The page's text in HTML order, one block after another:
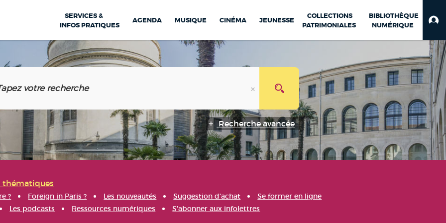
SERVICES &
INFOS PRATIQUES
AGENDA MUSIQUE CINÉMA JEUNESSE
COLLECTIONS
PATRIMONIALES
BIBLIOTHÈQUE
NUMÉRIQUE
Recherche avancée
thématiques
? Foreign in Paris ? Les nouveautés Suggestion d'achat
Se former en ligne
Les podcasts Ressources numériques S'abonner aux infolettres